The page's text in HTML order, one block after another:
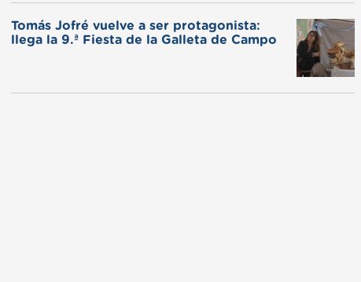
Tomás Jofré vuelve a ser protagonista:
llega la 9.ª Fiesta de la Galleta de Campo